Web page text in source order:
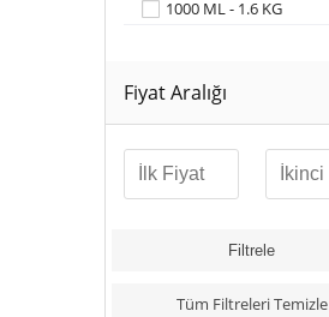
1000 ML - 1.6 KG
Fiyat Aralığı
Tüm Filtreleri Temizle